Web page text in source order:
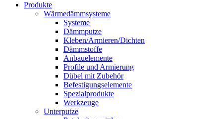
Produkte
Wärmedämmsysteme
Systeme
Dämmputze
Kleben/Armieren/Dichten
Dämmstoffe
Anbauelemente
Profile und Armierung
Dübel mit Zubehör
Befestigungselemente
Spezialprodukte
Werkzeuge
Unterputze